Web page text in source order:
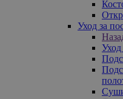
Уход за
Уход